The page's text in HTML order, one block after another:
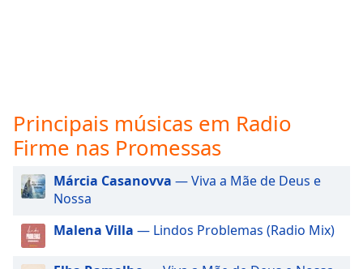
opens
subtitles
settings
dialog
subtitles
selected
Principais músicas em Radio
Firme nas Promessas
Márcia Casanovva — Viva a Mãe de Deus e
Nossa
Malena Villa — Lindos Problemas (Radio Mix)